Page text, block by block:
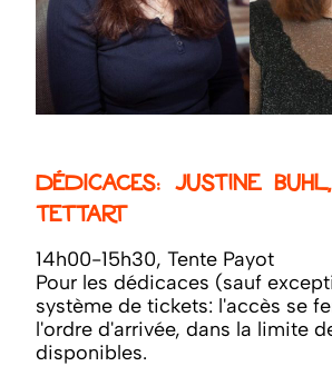
Dédicaces: Justine
Tettart
14h00-15h30, Tente Payot
Pour les dédicaces (sauf
système de tickets: l'accès se
l'ordre d'arrivée, dans la limite
disponibles.